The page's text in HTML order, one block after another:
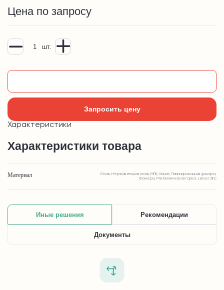
Цена по запросу
шт.
Запросить цену
Характеристики
Характеристики товара
Материал
Сталь, Нержавеющая сталь, МПК, Канат, Ламинированная фанера,
Фанера, Металлическая горка, Leber Zinc
Иные решения Рекомендации
Документы